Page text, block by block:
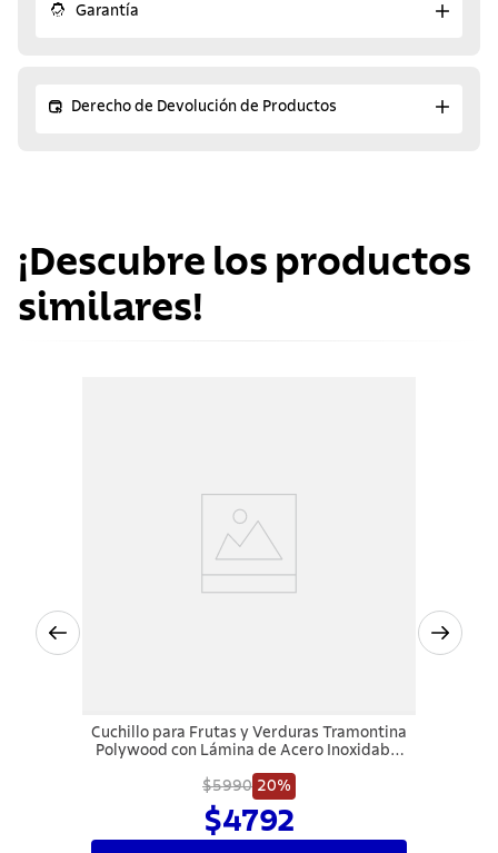
Garantía
Derecho de Devolución de Productos
¡Descubre los productos
similares!
Cuchillo para Frutas y Verduras Tramontina
Polywood con Lámina de Acero Inoxidable
$5990 20%
$4792